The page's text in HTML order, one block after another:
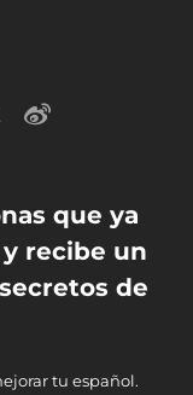
que ya
recibe un
de
tu español.